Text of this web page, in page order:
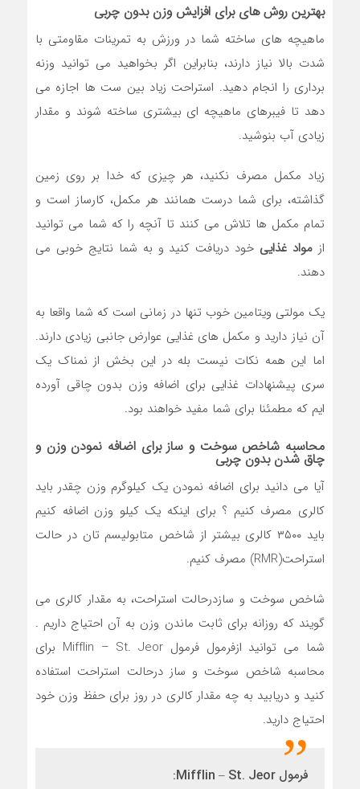
بهترین روش های برای افزایش وزن بدون چربی
ماهیچه های ساخته شما در ورزش به تمرینات مقاومتی با
شدت بالا نیاز دارند، بنابراین اگر بخواهید می توانید وزنه
برداری را انجام دهید. استراحت زیاد بین ست ها اجازه می
دهد تا فیبرهای ماهیچه ای بیشتری ساخته شوند و مقدار
زیادی آب بنوشید.
زیاد مکمل مصرف نکنید، هر چیزی که خدا بر روی زمین
گذاشته، برای شما درست همانند هر مکمل، کارساز است و
تمام مکمل ها تلاش می کنند تا آنچه را که شما می توانید
از مواد غذایی خود دریافت کنید و به شما نتایج خوبی می
دهند.
یک مولتی ویتامین خوب تنها در زمانی است که شما واقعا به
آن نیاز دارید و مکمل های غذایی عوارض جانبی زیادی دارند.
اما این همه نکات نیست بله در این بخش از نمناک یک
سری پیشنهادات غذایی برای اضافه وزن بدون چاقی آورده
ایم که مطمئنا برای شما مفید خواهند بود.
محاسبه شاخص سوخت و ساز برای اضافه نمودن وزن و
چاق شدن بدون چربی
آیا می دانید برای اضافه نمودن یک کیلوگرم وزن چقدر باید
کالری مصرف کنیم ؟ برای اینکه یک کیلو وزن اضافه کنیم
باید ۳۵۰۰ کالری بیشتر از شاخص متابولیسم تان در حالت
استراحت(RMR) مصرف کنیم.
شاخص سوخت و سازدرحالت استراحت، به مقدار کالری می
گویند که روزانه برای ثابت ماندن وزن به آن احتیاج داریم .
شما می توانید ازفرمول فرمول Mifflin – St. Jeor برای
محاسبه شاخص سوخت و ساز درحالت استراحت استفاده
کنید و دریابید به چه مقدار کالری در روز برای حفظ وزن خود
احتیاج دارید.
فرمول Mifflin – St. Jeor: